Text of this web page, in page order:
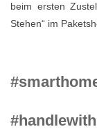
beim ersten
Stehen“ im